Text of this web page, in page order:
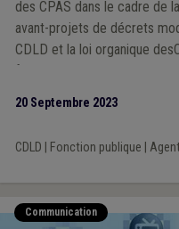
des CPAS dans le cadre de
avant-projets de décrets
CDLD et la loi organique
fonction publique locale.
20 Septembre 2023
CDLD Fonction publique
Communication